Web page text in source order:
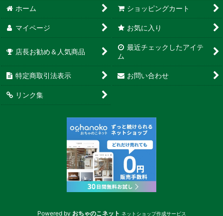
ホーム ショッピングカート
マイページ お気に入り
店長お勧め＆人気商品
最近チェックしたアイテ
ム
特定商取引法表示 お問い合わせ
リンク集
Powered by おちゃのこネット ネットショップ作成サービス